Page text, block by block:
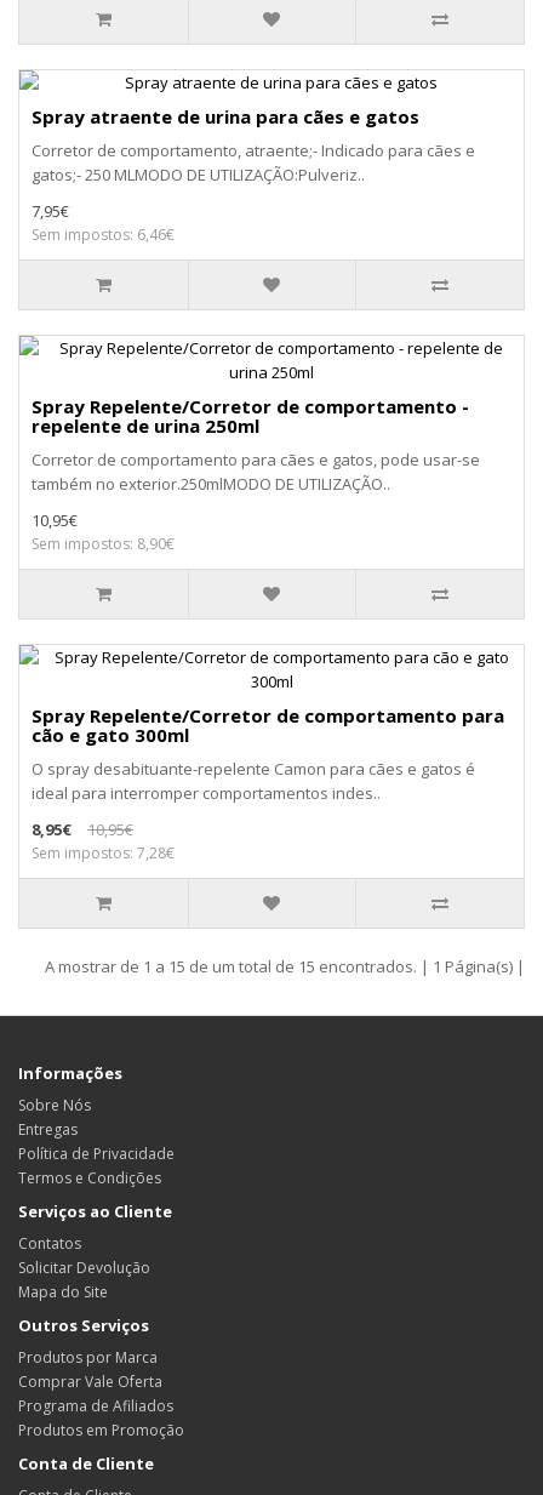
Spray atraente de urina para cães e gatos
Corretor de comportamento, atraente;- Indicado para cães e
gatos;- 250 MLMODO DE UTILIZAÇÃO:Pulveriz..
7,95€
Sem impostos: 6,46€
Spray Repelente/Corretor de comportamento -
repelente de urina 250ml
Corretor de comportamento para cães e gatos, pode usar-se
também no exterior.250mlMODO DE UTILIZAÇÃO..
10,95€
Sem impostos: 8,90€
Spray Repelente/Corretor de comportamento para
cão e gato 300ml
O spray desabituante-repelente Camon para cães e gatos é
ideal para interromper comportamentos indes..
8,95€
10,95€
Sem impostos: 7,28€
A mostrar de 1 a 15 de um total de 15 encontrados. | 1 Página(s) |
Informações
Sobre Nós
Entregas
Política de Privacidade
Termos e Condições
Serviços ao Cliente
Contatos
Solicitar Devolução
Mapa do Site
Outros Serviços
Produtos por Marca
Comprar Vale Oferta
Programa de Afiliados
Produtos em Promoção
Conta de Cliente